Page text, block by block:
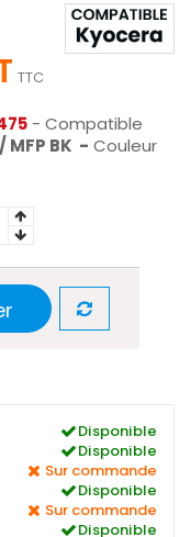
TTC
- Compatible
MFP BK - Couleur
Disponible
Disponible
Sur commande
Disponible
Sur commande
Disponible